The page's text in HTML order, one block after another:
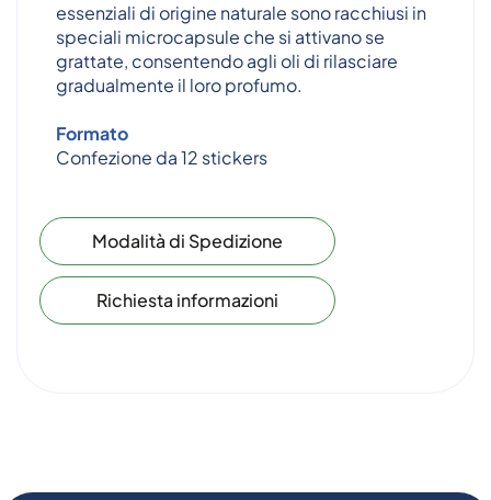
essenziali di origine naturale sono racchiusi in
speciali microcapsule che si attivano se
grattate, consentendo agli oli di rilasciare
gradualmente il loro profumo.
Formato
Confezione da 12 stickers
Modalità di Spedizione
Richiesta informazioni